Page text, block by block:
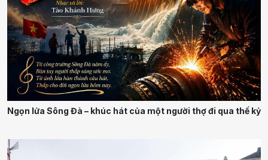
Ngọn lửa Sông Đà – khúc hát của một người thợ đi qua thế kỷ